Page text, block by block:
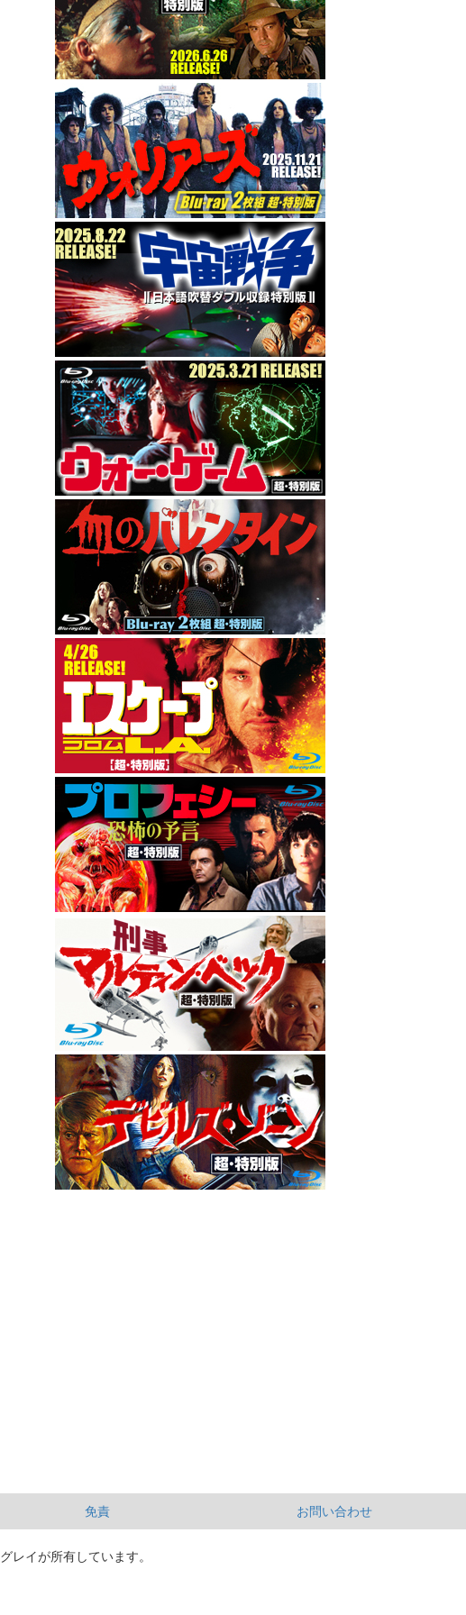
免責 お問い合わせ
レイが所有しています。